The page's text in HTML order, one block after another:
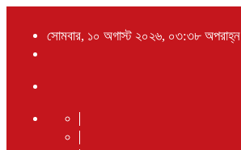
সোমবার, ১০ অগাস্ট ২০২৬, ০৩:৩৮ অপরাহ্ন